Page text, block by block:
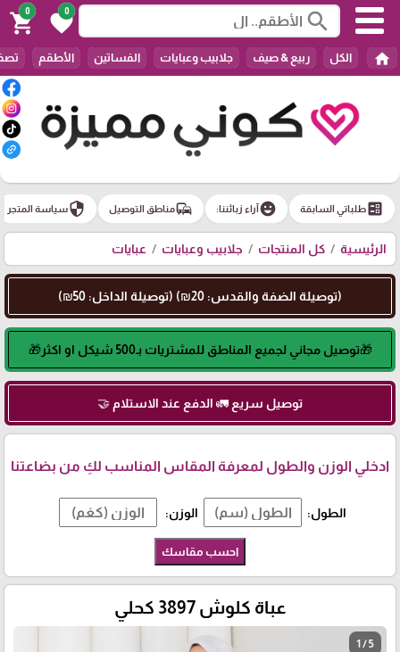
search
0
favorite
0
shopping_cart
home الكل ربيع & صيف جلابيب وعبايات الفساتين الأطقم
ballotطلباتي السابقة emoji_emotionsآراء زبائننا: commuteمناطق التوصيل securityسياسة المتجر
الرئيسية كل المنتجات جلابيب وعبايات عبايات
(توصيلة الضفة والقدس: 20₪) (توصيلة الداخل: 50₪)
🎁توصيل مجاني لجميع المناطق للمشتريات بـ500 شيكل او اكثر🎁
توصيل سريع 🚛 الدفع عند الاستلام 🤝
ادخلي الوزن والطول لمعرفة المقاس المناسب لكِ من بضاعتنا
الطول: الوزن:
احسب مقاسك
عباة كلوش 3897 كحلي
1 / 5